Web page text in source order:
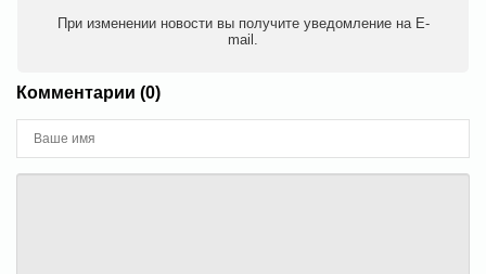
При изменении новости вы получите уведомление на E-
mail.
Комментарии (0)